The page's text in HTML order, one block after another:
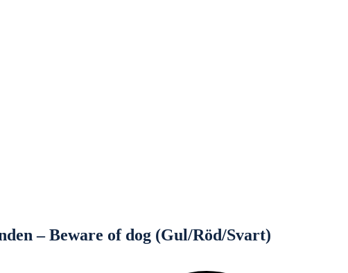
– Beware of dog (Gul/Röd/Svart)